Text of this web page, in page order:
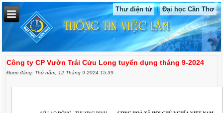
Thư điện tử | Đại học Cần Thơ
Công ty CP Vườn Trái Cửu Long tuyển dụng tháng 9-2024
Được đăng: Thứ năm, 12 Tháng 9 2024 15:39